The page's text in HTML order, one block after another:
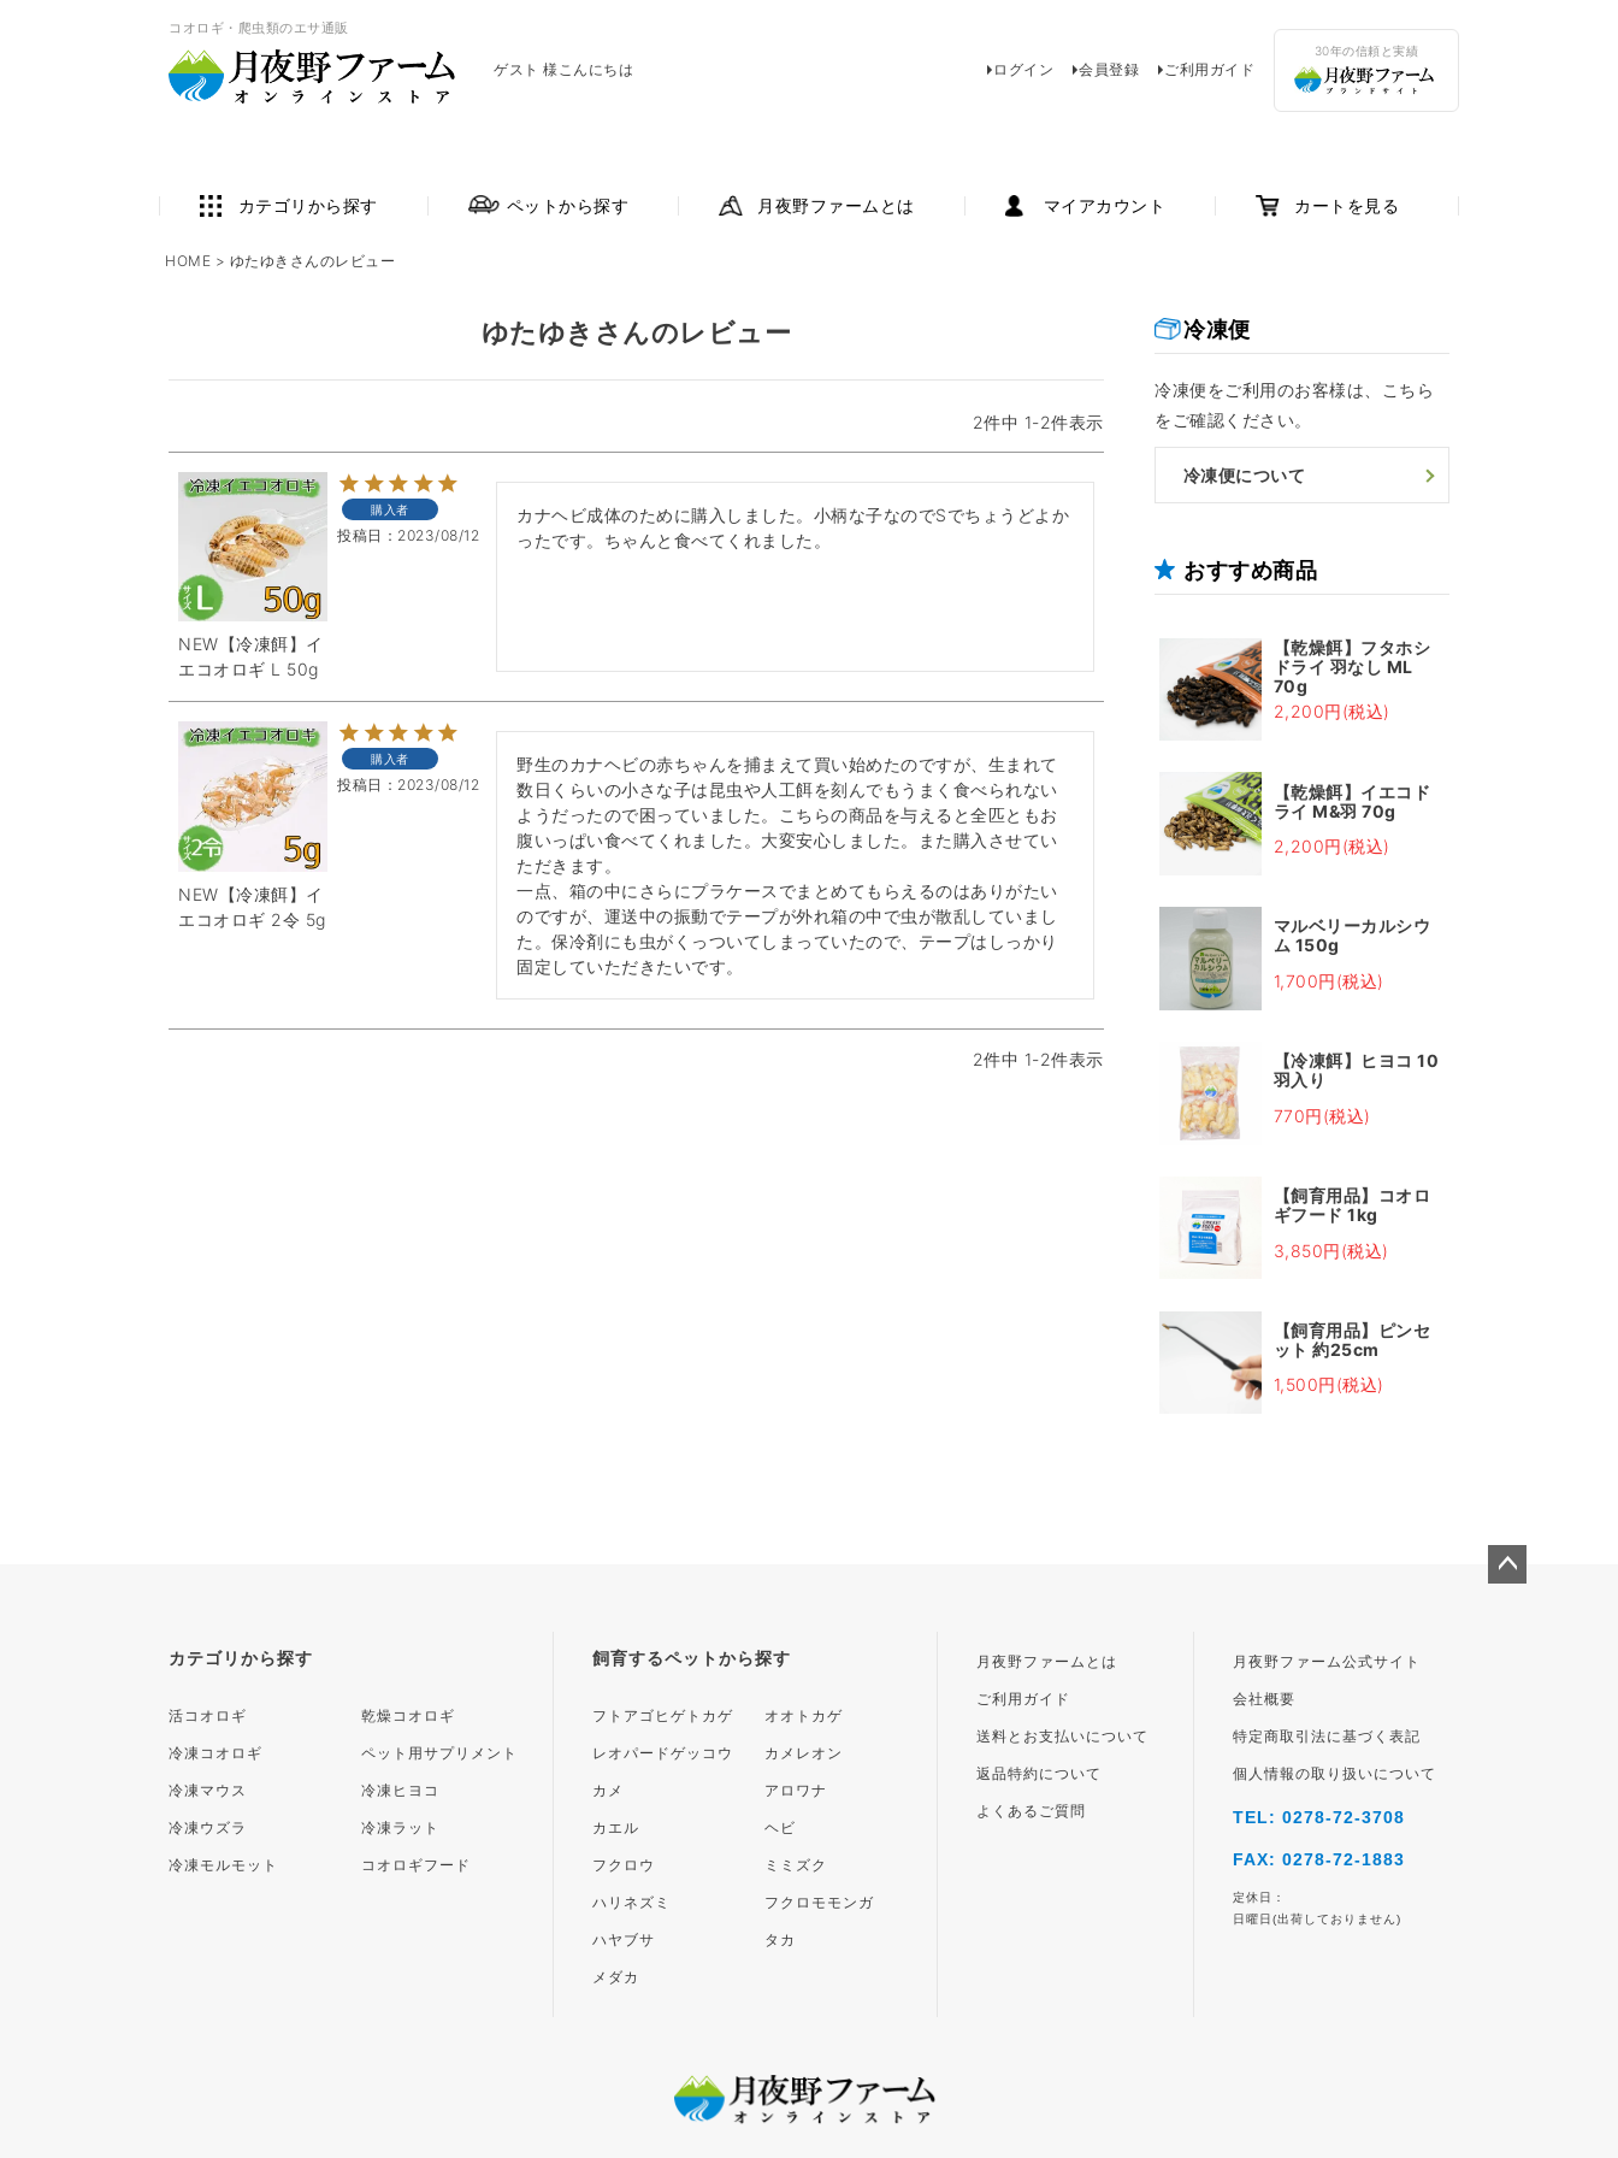
コオロギ・爬虫類のエサ通販
ゲスト 様こんにちは ログイン 会員登録 ご利用ガイド
30年の信頼と実績
カテゴリから探す ペットから探す 月夜野ファームとは マイアカウント カートを見る
HOME ゆたゆきさんのレビュー
冷凍便
冷凍便をご利用のお客様は、こちら
をご確認ください。
冷凍便について
おすすめ商品
【乾燥餌】フタホシ
ドライ 羽なし ML
70g
2,200円(税込)
【乾燥餌】イエコド
ライ M&羽 70g
2,200円(税込)
マルベリーカルシウ
ム 150g
1,700円(税込)
【冷凍餌】ヒヨコ 10
羽入り
770円(税込)
【飼育用品】コオロ
ギフード 1kg
3,850円(税込)
【飼育用品】ピンセ
ット 約25cm
1,500円(税込)
ゆたゆきさんのレビュー
2件中 1-2件表示
NEW【冷凍餌】イ
エコオロギ L 50g
購入者
投稿日 2023/08/12
カナヘビ成体のために購入しました。小柄な子なのでSでちょうどよか
ったです。ちゃんと食べてくれました。
NEW【冷凍餌】イ
エコオロギ 2令 5g
購入者
投稿日 2023/08/12
野生のカナヘビの赤ちゃんを捕まえて買い始めたのですが、生まれて
数日くらいの小さな子は昆虫や人工餌を刻んでもうまく食べられない
ようだったので困っていました。こちらの商品を与えると全匹ともお
腹いっぱい食べてくれました。大変安心しました。また購入させてい
ただきます。
一点、箱の中にさらにプラケースでまとめてもらえるのはありがたい
のですが、運送中の振動でテープが外れ箱の中で虫が散乱していまし
た。保冷剤にも虫がくっついてしまっていたので、テープはしっかり
固定していただきたいです。
2件中 1-2件表示
カテゴリから探す
活コオロギ 乾燥コオロギ
冷凍コオロギ ペット用サプリメント
冷凍マウス 冷凍ヒヨコ
冷凍ウズラ 冷凍ラット
冷凍モルモット コオロギフード
飼育するペットから探す
フトアゴヒゲトカゲ オオトカゲ
レオパードゲッコウ カメレオン
カメ アロワナ
カエル ヘビ
フクロウ ミミズク
ハリネズミ フクロモモンガ
ハヤブサ タカ
メダカ
月夜野ファームとは
ご利用ガイド
送料とお支払いについて
返品特約について
よくあるご質問
月夜野ファーム公式サイト
会社概要
特定商取引法に基づく表記
個人情報の取り扱いについて
TEL: 0278-72-3708
FAX: 0278-72-1883
定休日：
日曜日(出荷しておりません)